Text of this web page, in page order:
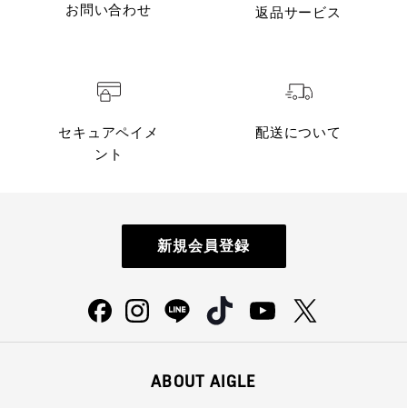
お問い合わせ 返品サービス
セキュアペイメ
ント
配送について
新規会員登録
ABOUT AIGLE